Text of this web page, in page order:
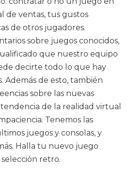
de ventas, tus gustos
de otros jugadores.
sobre juegos conocidos,
que nuestro equipo
decirte todo lo que hay
Además de esto, también
sobre las nuevas
de la realidad virtual
Tenemos las
juegos y consolas, y
Halla tu nuevo juego
retro.